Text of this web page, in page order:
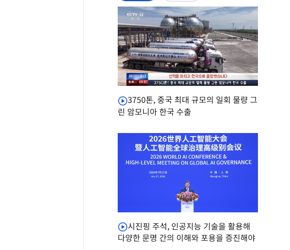
3750톤, 중국 최대 규모의 일회 물량 그
린 암모니아 한국 수출
시진핑 주석, 인공지능 기술을 활용해
다양한 문명 간의 이해와 포용을 증진해야